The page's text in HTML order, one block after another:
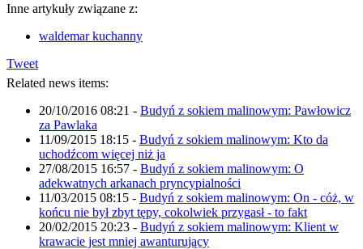
Inne artykuły związane z:
waldemar kuchanny
Tweet
Related news items:
20/10/2016 08:21 - Budyń z sokiem malinowym: Pawłowicz
za Pawlaka
11/09/2015 18:15 - Budyń z sokiem malinowym: Kto da
uchodźcom więcej niż ja
27/08/2015 16:57 - Budyń z sokiem malinowym: O
adekwatnych arkanach pryncypialności
11/03/2015 08:15 - Budyń z sokiem malinowym: On - cóż, w
końcu nie był zbyt tępy, cokolwiek przygasł - to fakt
20/02/2015 20:23 - Budyń z sokiem malinowym: Klient w
krawacie jest mniej awanturujący